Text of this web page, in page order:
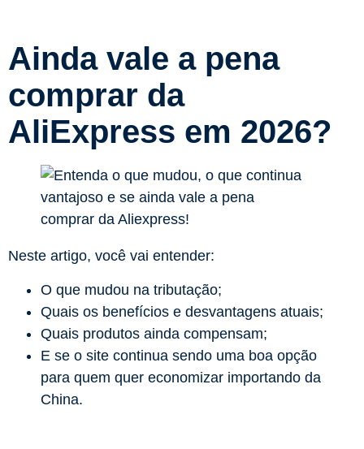
Ainda vale a pena
comprar da
AliExpress em 2026?
Neste artigo, você vai entender:
O que mudou na tributação;
Quais os benefícios e desvantagens atuais;
Quais produtos ainda compensam;
E se o site continua sendo uma boa opção
para quem quer economizar importando da
China.